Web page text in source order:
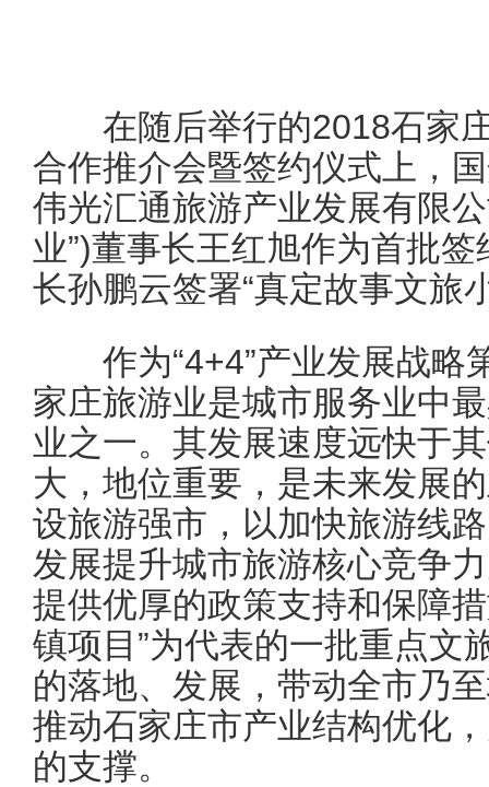
在随后举行的2018石家庄
合作推介会暨签约仪式上，
伟光汇通旅游产业发展有限
业”)董事长王红旭作为首批
长孙鹏云签署“真定故事文旅
作为“4+4”产业发展战略
家庄旅游业是城市服务业中
业之一。其发展速度远快于
大，地位重要，是未来发展
设旅游强市，以加快旅游线
发展提升城市旅游核心竞争
提供优厚的政策支持和保障
镇项目”为代表的一批重点文
的落地、发展，带动全市乃
推动石家庄市产业结构优化
的支撑。